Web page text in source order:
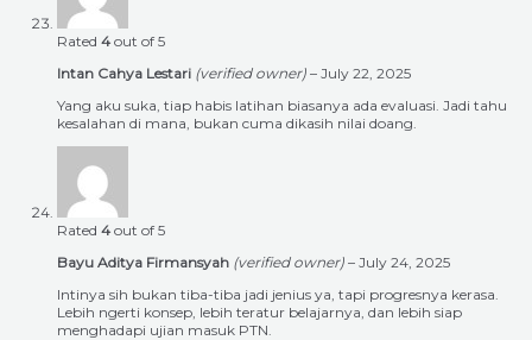
Rated 4 out of 5
Intan Cahya Lestari (verified owner) – July 22, 2025
Yang aku suka, tiap habis latihan biasanya ada evaluasi. Jadi tahu
kesalahan di mana, bukan cuma dikasih nilai doang.
Rated 4 out of 5
Bayu Aditya Firmansyah (verified owner) – July 24, 2025
Intinya sih bukan tiba-tiba jadi jenius ya, tapi progresnya kerasa.
Lebih ngerti konsep, lebih teratur belajarnya, dan lebih siap
menghadapi ujian masuk PTN.